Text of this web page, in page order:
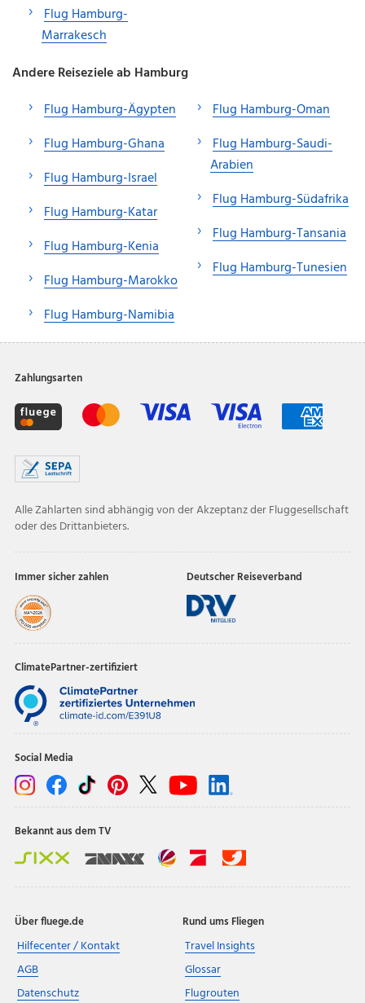
Flug Hamburg-
Marrakesch
Andere Reiseziele ab Hamburg
Flug Hamburg-Ägypten
Flug Hamburg-Ghana
Flug Hamburg-Israel
Flug Hamburg-Katar
Flug Hamburg-Kenia
Flug Hamburg-Marokko
Flug Hamburg-Namibia
Flug Hamburg-Oman
Flug Hamburg-Saudi-
Arabien
Flug Hamburg-Südafrika
Flug Hamburg-Tansania
Flug Hamburg-Tunesien